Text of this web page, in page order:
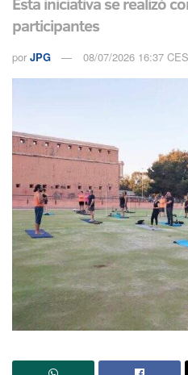
participantes
por JPG 08/07/2026 16:37